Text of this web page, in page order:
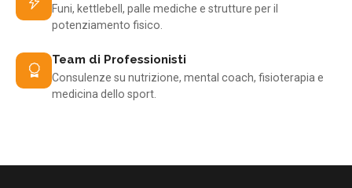
Funi, kettlebell, palle mediche e strutture per il
potenziamento fisico.
Team di Professionisti
Consulenze su nutrizione, mental coach, fisioterapia e
medicina dello sport.